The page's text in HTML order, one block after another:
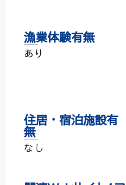
漁業体験有無
あり
住居・宿泊施設有
無
なし